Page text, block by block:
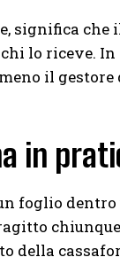
significa
lo riceve. In
il gestore
in
foglio dentro
della